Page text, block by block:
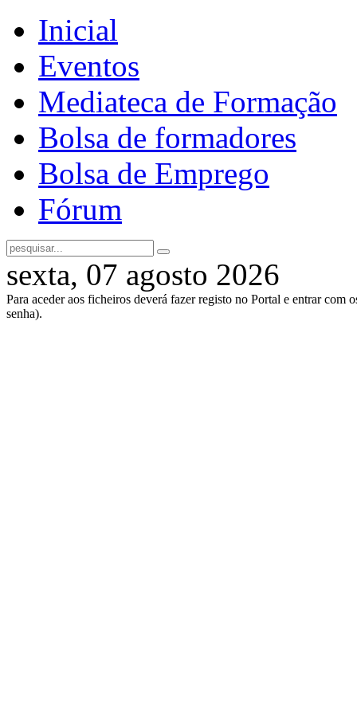
Inicial
Eventos
Mediateca de Formação
Bolsa de formadores
Bolsa de Emprego
Fórum
sexta, 07 agosto 2026
Para aceder aos ficheiros deverá fazer registo no Portal e entrar com
senha).